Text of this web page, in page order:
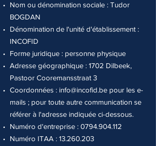
Nom ou dénomination sociale : Tudor
BOGDAN
Dénomination de l'unité d'établissement :
INCOFID
Forme juridique : personne physique
Adresse géographique : 1702 Dilbeek,
Pastoor Cooremansstraat 3
Coordonnées : info@incofid.be pour les e-
mails ; pour toute autre communication se
référer à l'adresse indiquée ci-dessous.
Numéro d'entreprise : 0794.904.112
Numéro ITAA : 13.260.203